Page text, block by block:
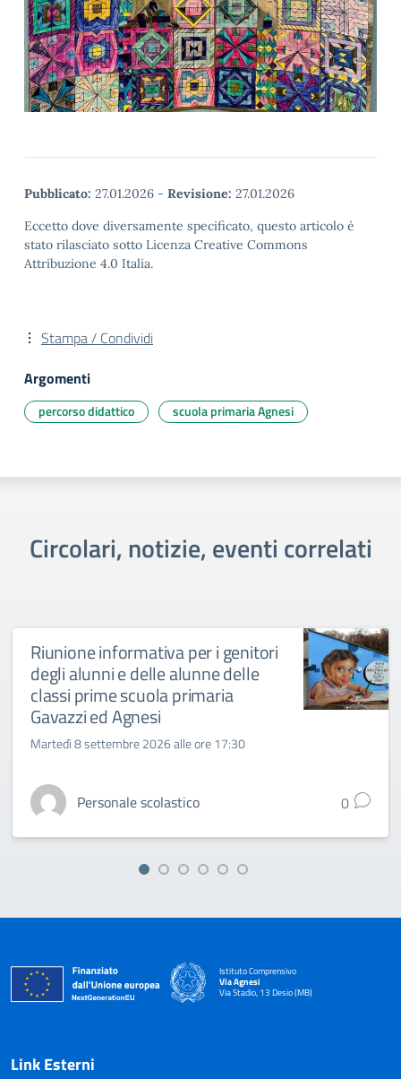
Pubblicato: 27.01.2026 - Revisione: 27.01.2026
Eccetto dove diversamente specificato, questo articolo è
stato rilasciato sotto Licenza Creative Commons
Attribuzione 4.0 Italia.
Stampa / Condividi
Argomenti
percorso didattico scuola primaria Agnesi
Circolari, notizie, eventi correlati
Riunione informativa per i genitori
degli alunni e delle alunne delle
classi prime scuola primaria
Gavazzi ed Agnesi
Martedì 8 settembre 2026 alle ore 17:30
Personale scolastico 0
Istituto Comprensivo
Via Agnesi
Via Stadio, 13 Desio (MB)
Link Esterni